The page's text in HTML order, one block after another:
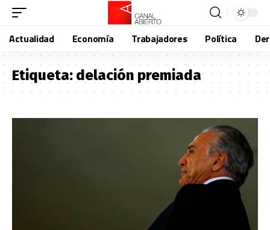
Actualidad Economía Trabajadores Política
Etiqueta:delación premiada